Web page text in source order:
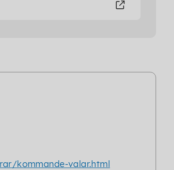
kommande-valar.html